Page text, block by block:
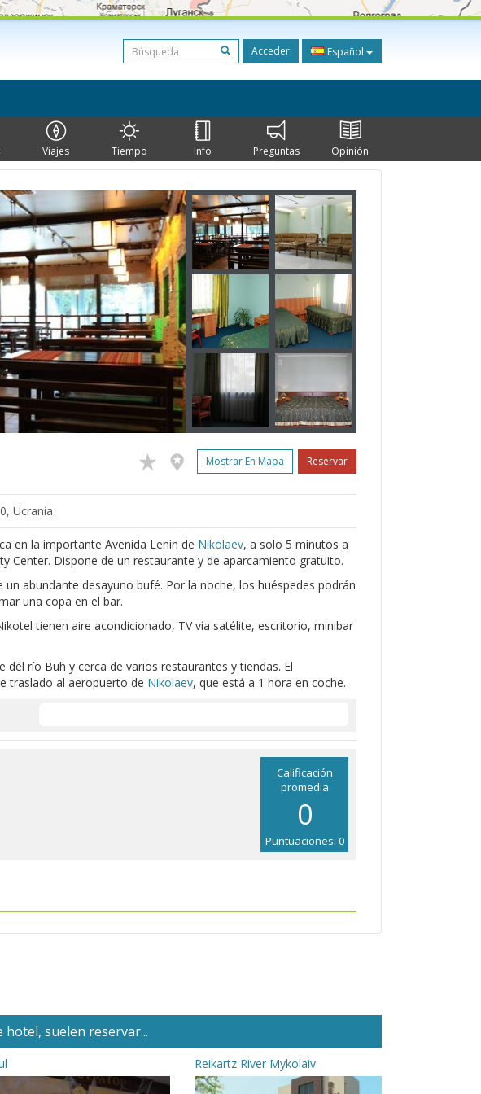
Acceder Español
Viajes Tiempo Info Preguntas Opinión
Mostrar En Mapa Reservar
Ucrania
en la importante Avenida Lenin de Nikolaev, a solo 5 minutos a
Center. Dispone de un restaurante y de aparcamiento gratuito.
abundante desayuno bufé. Por la noche, los huéspedes podrán
una copa en el bar.
tienen aire acondicionado, TV vía satélite, escritorio, minibar
del río Buh y cerca de varios restaurantes y tiendas. El
traslado al aeropuerto de Nikolaev, que está a 1 hora en coche.
Calificación
promedia
0
Puntuaciones: 0
suelen reservar...
Reikartz River Mykolaiv